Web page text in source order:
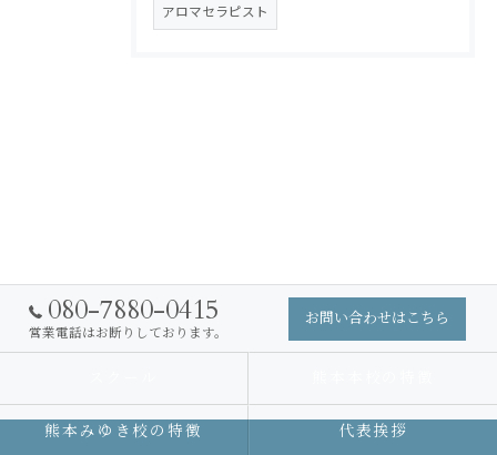
アロマセラピスト
080-7880-0415
営業電話はお断りしております。
お問い合わせはこちら
熊本みゆき校の特徴 代表挨拶